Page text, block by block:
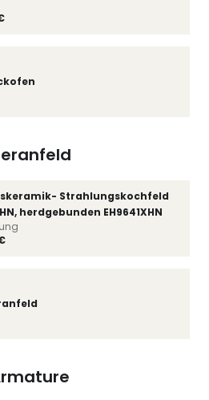
Strahlungskochfeld
herdgebunden EH9641XHN